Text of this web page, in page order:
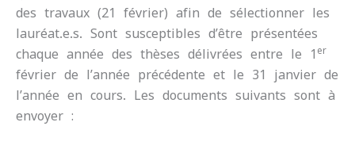
des travaux (21 février) afin de sélectionner les
lauréat.e.s. Sont susceptibles d’être présentées
chaque année des thèses délivrées entre le 1 er
février de l’année précédente et le 31 janvier de
l’année en cours. Les documents suivants sont à
envoyer :